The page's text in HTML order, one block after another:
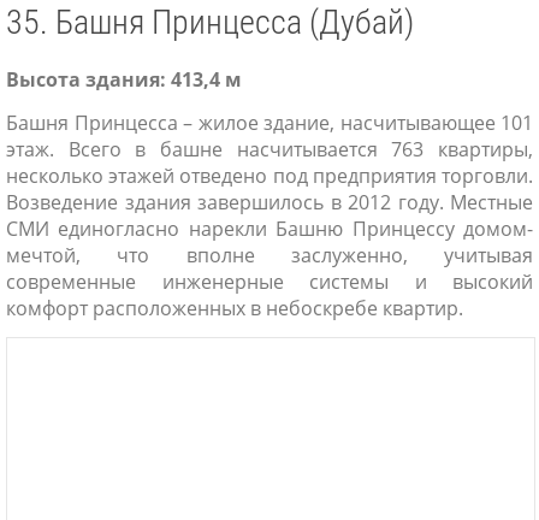
35. Башня Принцесса (Дубай)
Высота здания: 413,4 м
Башня Принцесса – жилое здание, насчитывающее 101
этаж. Всего в башне насчитывается 763 квартиры,
несколько этажей отведено под предприятия торговли.
Возведение здания завершилось в 2012 году. Местные
СМИ единогласно нарекли Башню Принцессу домом-
мечтой, что вполне заслуженно, учитывая
современные инженерные системы и высокий
комфорт расположенных в небоскребе квартир.